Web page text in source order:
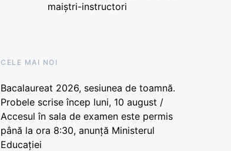
maiștri-instructori
CELE MAI NOI
Bacalaureat 2026, sesiunea de toamnă.
Probele scrise încep luni, 10 august /
Accesul în sala de examen este permis
până la ora 8:30, anunță Ministerul
Educației